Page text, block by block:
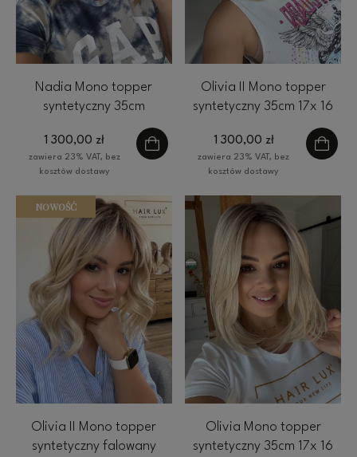
Nadia Mono topper
syntetyczny 35cm
falowany 17x 16 cm ciepły
blond baleyage z
odrostem
1 300,00 zł
zawiera 23% VAT, bez
kosztów dostawy
Olivia II Mono topper
syntetyczny 35cm 17x 16
cm chłodny blond blond z
ciepłym odrostem
1 300,00 zł
zawiera 23% VAT, bez
kosztów dostawy
Olivia II Mono topper
syntetyczny falowany
NOWOŚĆ
Olivia Mono topper
syntetyczny 35cm 17x 16